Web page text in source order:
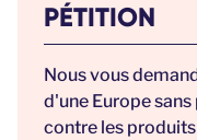
PÉTITION
Nous vous
d'une Europe
contre les